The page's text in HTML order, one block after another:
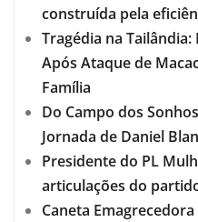
construída pela
Tragédia na
Após Ataque de
Família
Do Campo dos
Jornada de Daniel
Presidente do PL
articulações do
Caneta